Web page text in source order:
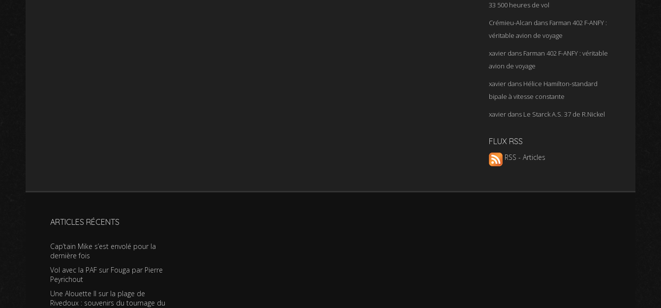
33 500 heures de vol
Crémieu-Alcan dans Farman 402 F-ANFY :
véritable avion de voyage
xavier dans Farman 402 F-ANFY : véritable
avion de voyage
xavier dans Hélice Hamilton-standard
bipale à vitesse constante
xavier dans Le Starck A.S. 37 de R.Nickel
FLUX RSS
RSS - Articles
ARTICLES RÉCENTS
Cap’tain Mike s’est envolé pour la
dernière fois
Vol avec la PAF sur Fouga par Pierre
Peyrichout
Une Alouette II sur la plage de
Rivedoux : souvenirs du tournage du